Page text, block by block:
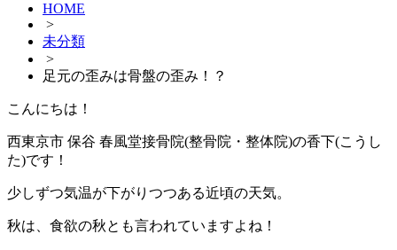
HOME
>
未分類
>
足元の歪みは骨盤の歪み！？
こんにちは！
西東京市 保谷 春風堂接骨院(整骨院・整体院)の香下(こうし
た)です！
少しずつ気温が下がりつつある近頃の天気。
秋は、食欲の秋とも言われていますよね！